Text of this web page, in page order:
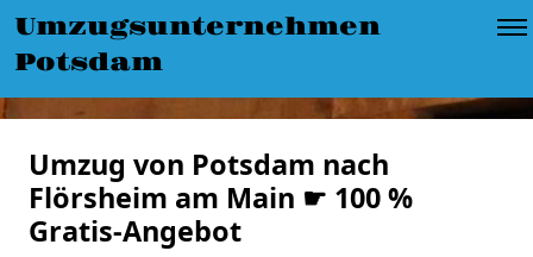
Umzugsunternehmen
Potsdam
Umzug von Potsdam nach
Flörsheim am Main ☛ 100 %
Gratis-Angebot